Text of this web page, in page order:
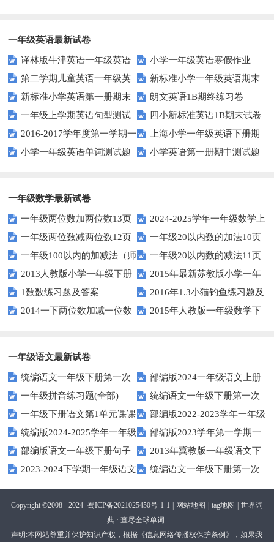
一年级英语最新试卷
译林版牛津英语一年级英语
1AB测试卷
小学一年级英语寒假作业
第二学期儿童英语一年级英
语期末试卷
新标准小学一年级英语期末
质量检测题
新标准小学英语第一册期末
测试题
朗文英语1B期终练习卷
一年级上学期英语句型测试
题
四小新标准英语1B期末试卷
2016-2017学年度第一学期一
起一年级英语期中试卷
上海小学一年级英语下册期
中试卷
小学一年级英语单词测试题 小学英语第一册期中测试题
一年级数学最新试卷
一年级两位数加两位数13页
2024-2025学年一年级数学上
册期末素养测评卷（考试版A4
人教版）
一年级两位数减两位数12页
一年级20以内数的加法10页
一年级100以内的加减法（师
版）
一年级20以内数的减法11页
2013人教版小学一年级下册
第三单元整理与复习（一）练习
题
2015年最新苏教版小学一年
级数学下册第一次月考试卷
1数数练习题及答案
2016年1.3小猫钓鱼练习题及
答案
2014一下两位数加减一位数
2015年人教版一年级数学下
一年级语文最新试卷
统编语文一年级下册第一次
月考测试题7
部编版2024一年级语文上册
第一单元检测卷
一年级拼音练习题(全部)
统编语文一年级下册第一次
月考测试题6
一年级下册语文第1单元课课
练
部编版2022-2023学年一年级
语文下册期中复习卷
统编版2024-2025学年一年级
语文上册期末巩固测试卷
部编版2023学年第一学期一
年级语文期中综合试卷
部编版语文一年级下册句子
专项训练
2013年冀教版一年级语文下
期末测试卷及答案
2023-2024下学期一年级语文
下册期末测试卷
统编语文一年级下册第一次
月考测试题4（无答案）
Copyright ©2008 - 2024 蜀ICP备2021025450号-1-1 | 网站地图 | tag地图 | 世界词
典 · 查尽全球单词
声明:本网站尊重并保护知识产权，根据《信息网络传播权保护条例》，如果我